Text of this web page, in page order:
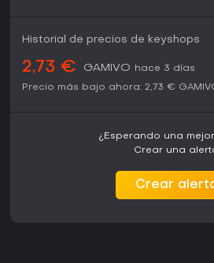
Historial de precios de keyshops
2,73 € GAMIVO
hace 3 días
Precio más bajo ahora: 2,73 €
¿Esperando una
Crear una
Crear